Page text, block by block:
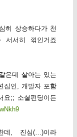
히 상승하다가 천
서서히 꺾인거죠
은데 살아는 있는
인, 개발자 포함
요;; 소셜펀딩이든
데, 진심(…)이라